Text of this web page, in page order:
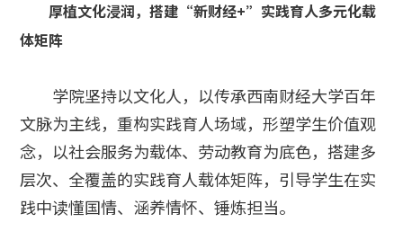
厚植文化浸润，搭建“新财经+”实践育人多元化载
体矩阵
学院坚持以文化人，以传承西南财经大学百年
文脉为主线，重构实践育人场域，形塑学生价值观
念，以社会服务为载体、劳动教育为底色，搭建多
层次、全覆盖的实践育人载体矩阵，引导学生在实
践中读懂国情、涵养情怀、锤炼担当。